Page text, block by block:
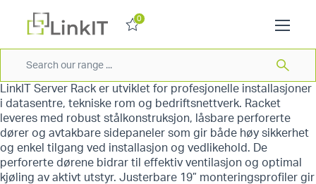
0
LinkIT Server Rack er utviklet for profesjonelle installasjoner
i datasentre, tekniske rom og bedriftsnettverk. Racket
leveres med robust stålkonstruksjon, låsbare perforerte
dører og avtakbare sidepaneler som gir både høy sikkerhet
og enkel tilgang ved installasjon og vedlikehold. De
perforerte dørene bidrar til effektiv ventilasjon og optimal
kjøling av aktivt utstyr. Justerbare 19” monteringsprofiler gir